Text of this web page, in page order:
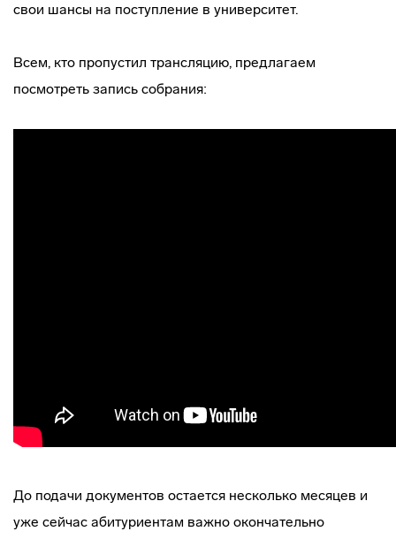
свои шансы на поступление в университет.
Всем, кто пропустил трансляцию, предлагаем
посмотреть запись собрания:
До подачи документов остается несколько месяцев и
уже сейчас абитуриентам важно окончательно